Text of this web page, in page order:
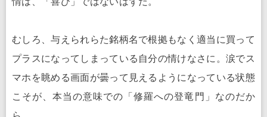
むしろ、与えられらた銘柄名で根拠もなく適当に買って
プラスになってしまっている自分の情けなさに。涙でス
マホを眺める画面が曇って見えるようになっている状態
こそが、本当の意味での「修羅への登竜門」なのだか